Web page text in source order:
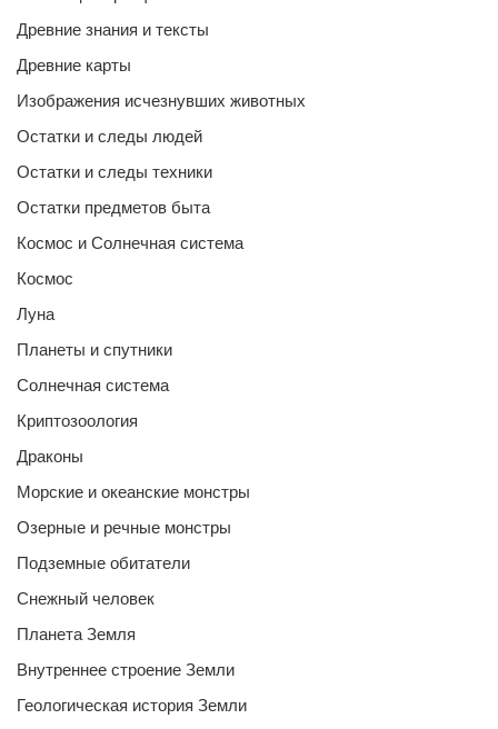
Древние знания и тексты
Древние карты
Изображения исчезнувших животных
Остатки и следы людей
Остатки и следы техники
Остатки предметов быта
Космос и Солнечная система
Космос
Луна
Планеты и спутники
Солнечная система
Криптозоология
Драконы
Морские и океанские монстры
Озерные и речные монстры
Подземные обитатели
Снежный человек
Планета Земля
Внутреннее строение Земли
Геологическая история Земли